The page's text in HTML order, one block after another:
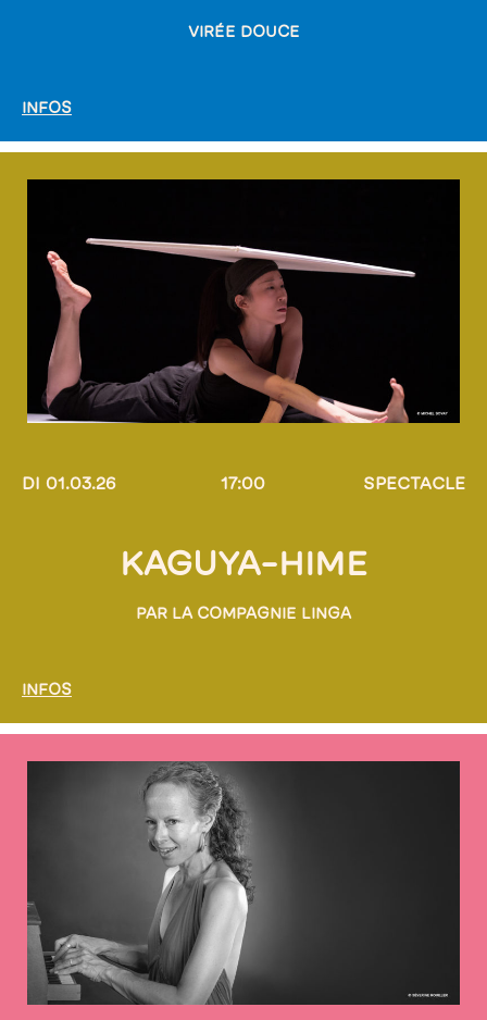
VIRÉE DOUCE
INFOS
DI 01.03.26 17:00 SPECTACLE
KAGUYA-HIME
PAR LA COMPAGNIE LINGA
INFOS